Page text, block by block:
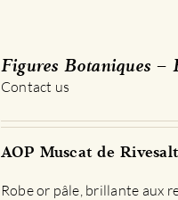
Figures Botaniques –
Contact us
AOP Muscat de
Robe or pâle, brillante aux